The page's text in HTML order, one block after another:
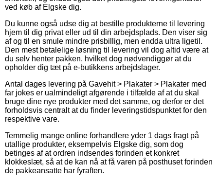
ved køb af Elgske dig.
Du kunne også udse dig at bestille produkterne til levering
hjem til dig privat eller ud til din arbejdsplads. Den viser sig
af og til en smule mindre prisbillig, men endda ultra ligetil.
Den mest betalelige løsning til levering vil dog altid være at
du selv henter pakken, hvilket dog nødvendiggør at du
opholder dig tæt på e-butikkens arbejdslager.
Antal dages levering på Gavehit > Plakater > Plakater med
far jokes er ualmindeligt afgørende i tilfælde af at du skal
bruge dine nye produkter med det samme, og derfor er det
forholdsvis centralt at du finder leveringstidspunktet for den
respektive vare.
Temmelig mange online forhandlere yder 1 dags fragt på
utallige produkter, eksempelvis Elgske dig, som dog
betinges af at ordren indsendes forinden et konkret
klokkeslæt, så at de kan nå at få varen på posthuset forinden
de pakkeansatte har fyraften.